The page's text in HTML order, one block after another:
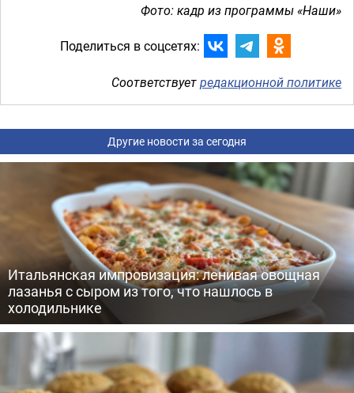
Фото: кадр из программы «Наши»
Поделиться в соцсетях:
Соответствуетредакционной политике
Другие новости за сегодня
Итальянская импровизация: ленивая овощная
лазанья с сыром из того, что нашлось в
холодильнике